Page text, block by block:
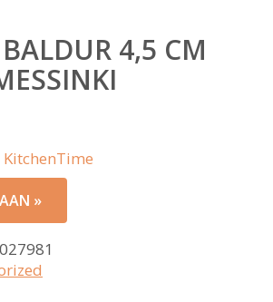
4,5 CM
KitchenTime
»